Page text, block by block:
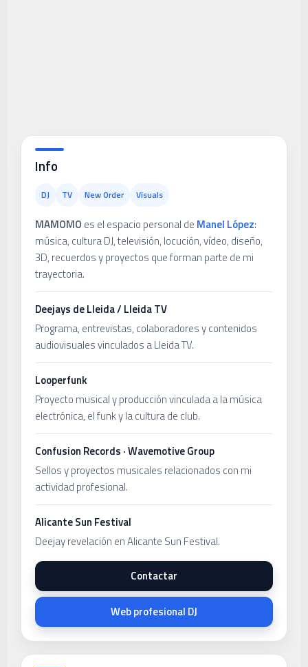
Info
DJ TV New Order Visuals
MAMOMO es el espacio personal de Manel López:
música, cultura DJ, televisión, locución, vídeo, diseño,
3D, recuerdos y proyectos que forman parte de mi
trayectoria.
Deejays de Lleida / Lleida TV
Programa, entrevistas, colaboradores y contenidos
audiovisuales vinculados a Lleida TV.
Looperfunk
Proyecto musical y producción vinculada a la música
electrónica, el funk y la cultura de club.
Confusion Records · Wavemotive Group
Sellos y proyectos musicales relacionados con mi
actividad profesional.
Alicante Sun Festival
Deejay revelación en Alicante Sun Festival.
Contactar
Web profesional DJ